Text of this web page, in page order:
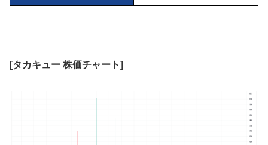
[タカキュー 株価チャート]